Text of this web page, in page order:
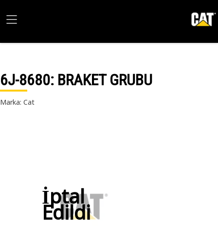
6J-8680: BRAKET GRUBU
Marka: Cat
İptal
Edildi